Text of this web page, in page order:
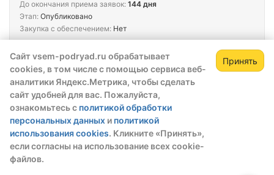
Сайт vsem-podryad.ru обрабатывает
cookies, в том числе с помощью сервиса веб-
аналитики Яндекс.Метрика, чтобы сделать
сайт удобней для вас. Пожалуйста,
ознакомьтесь с политикой обработки
персональных данных и политикой
использования cookies. Кликните «Принять»,
если согласны на использование всех cookie-
файлов.
Принять
Выполнение работ по сносу аварийных деревьев
Заказчик
АДМИНИСТРАЦИЯ РАЙОНА
До окончания приема заявок: 144 дня
Этап: Опубликовано
Закупка с обеспечением: Нет
№202601173000225001000144
Начальная цена
5 100 000,00 ₽